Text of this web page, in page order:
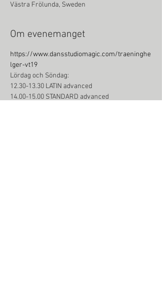
Västra Frölunda, Sweden
Om evenemanget
https://www.dansstudiomagic.com/traeninghe
lger-vt19
Lördag och Söndag:
12.30-13.30 LATIN advanced
14.00-15.00 STANDARD advanced